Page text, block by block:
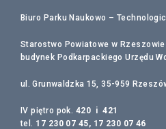
Biuro Parku Naukowo –
Starostwo Powiatowe w Rzeszowie
budynek Podkarpackiego Urzędu
ul. Grunwaldzka 15, 35-959
IV piętro pok. 420 i 421
tel. 17 230 07 45, 17 230 07 46